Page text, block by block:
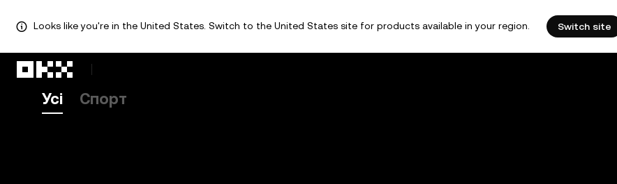
Looks like you're in the United States. Switch to the United States site for products available in your region. Switch site
Усі Спорт